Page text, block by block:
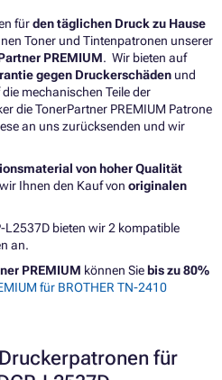
fürden täglichen Druck zu Hause
Toner und Tintenpatronen unserer
PREMIUM. Wir bieten auf
gegen Druckerschäden und
mechanischen Teile der
die TonerPartner PREMIUM Patrone
an uns zurücksenden und wir
von hoher Qualität
Ihnen den Kauf von originalen
L2537D bieten wir 2 kompatible
an.
PREMIUM können Sie bis zu 80%
für BROTHER TN-2410
für